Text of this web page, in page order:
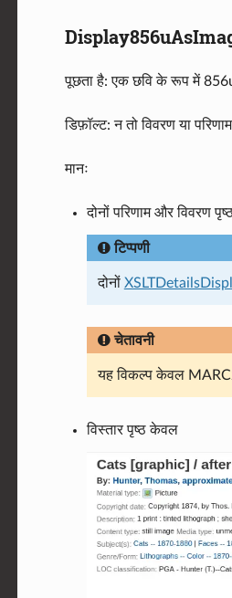
पूछता है: एक छवि के रूप में
डिफ़ॉल्ट: न तो विवरण या
मानः
दोनों परिणाम और विवरण
टिप्पणी
दोनों
चेतावनी
यह विकल्प केवल
विस्तार पृष्ठ केवल